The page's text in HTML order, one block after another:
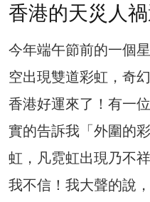
香港的天災人
今年端午節前的一個
空出現雙道彩虹，奇
香港好運來了！有一
實的告訴我「外圍的
虹，凡霓虹出現乃不
我不信！我大聲的說